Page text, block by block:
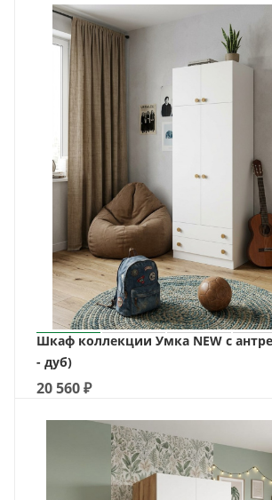
Шкаф коллекции Умка NEW с
- дуб)
20 560₽